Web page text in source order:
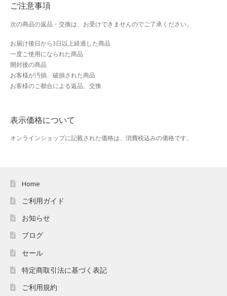
ご注意事項
次の商品の返品・交換は、お受けできませんのでご了承ください。
お届け後日から3日以上経過した商品
一度ご使用になられた商品
開封後の商品
お客様が汚損、破損された商品
お客様のご都合による返品、交換
表示価格について
オンラインショップに記載された価格は、消費税込みの価格です。
Home
ご利用ガイド
お知らせ
ブログ
セール
特定商取引法に基づく表記
ご利用規約